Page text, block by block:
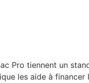
Pro tiennent un
les aide à financer